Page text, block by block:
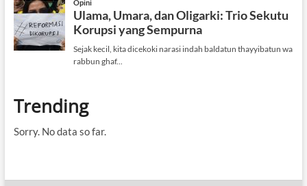
Trending
Sorry. No data so far.